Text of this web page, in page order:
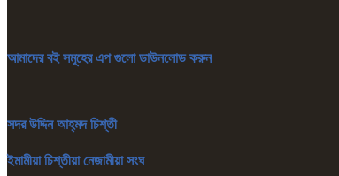
আমাদের বই সমূহের এপ গুলো ডাউনলোড করুন
সদর উদ্দিন আহ্‌মদ চিশ্‌তী
ইমামীয়া চিশ্‌তীয়া নেজামীয়া সংঘ